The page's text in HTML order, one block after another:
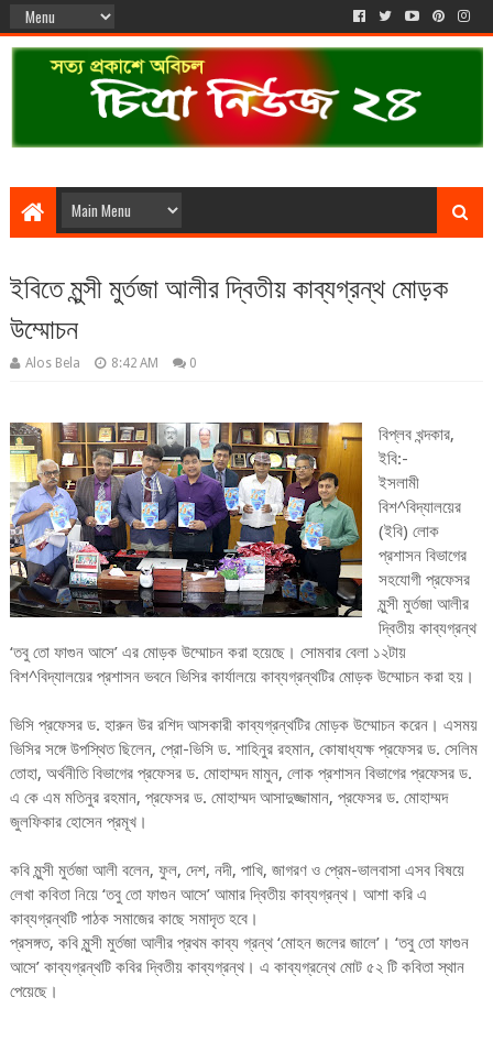
ইবিতে মুন্সী মুর্তজা আলীর দ্বিতীয় কাব্যগ্রন্থ মোড়ক
উম্মোচন
Alos Bela 8:42 AM 0
বিপ্লব খন্দকার,
ইবি:-
ইসলামী
বিশ^বিদ্যালয়ের
(ইবি) লোক
প্রশাসন বিভাগের
সহযোগী প্রফেসর
মুন্সী মুর্তজা আলীর
দ্বিতীয় কাব্যগ্রন্থ
‘তবু তো ফাগুন আসে’ এর মোড়ক উম্মোচন করা হয়েছে। সোমবার বেলা ১২টায়
বিশ^বিদ্যালয়ের প্রশাসন ভবনে ভিসির কার্যালয়ে কাব্যগ্রন্থটির মোড়ক উম্মোচন করা হয়।
ভিসি প্রফেসর ড. হারুন উর রশিদ আসকারী কাব্যগ্রন্থটির মোড়ক উম্মোচন করেন। এসময়
ভিসির সঙ্গে উপস্থিত ছিলেন, প্রো-ভিসি ড. শাহিনুর রহমান, কোষাধ্যক্ষ প্রফেসর ড. সেলিম
তোহা, অর্থনীতি বিভাগের প্রফেসর ড. মোহাম্মদ মামুন, লোক প্রশাসন বিভাগের প্রফেসর ড.
এ কে এম মতিনুর রহমান, প্রফেসর ড. মোহাম্মদ আসাদুজ্জামান, প্রফেসর ড. মোহাম্মদ
জুলফিকার হোসেন প্রমূখ।
কবি মুন্সী মুর্তজা আলী বলেন, ফুল, দেশ, নদী, পাখি, জাগরণ ও প্রেম-ভালবাসা এসব বিষয়ে
লেখা কবিতা নিয়ে ‘তবু তো ফাগুন আসে’ আমার দ্বিতীয় কাব্যগ্রন্থ। আশা করি এ
কাব্যগ্রন্থটি পাঠক সমাজের কাছে সমাদৃত হবে।
প্রসঙ্গত, কবি মুন্সী মুর্তজা আলীর প্রথম কাব্য গ্রন্থ ‘মোহন জলের জালে’। ‘তবু তো ফাগুন
আসে’ কাব্যগ্রন্থটি কবির দ্বিতীয় কাব্যগ্রন্থ। এ কাব্যগ্রন্থে মোট ৫২ টি কবিতা স্থান
পেয়েছে।